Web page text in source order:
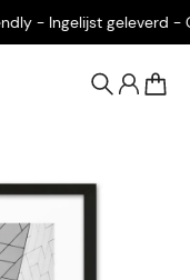
- Ingelijst geleverd -